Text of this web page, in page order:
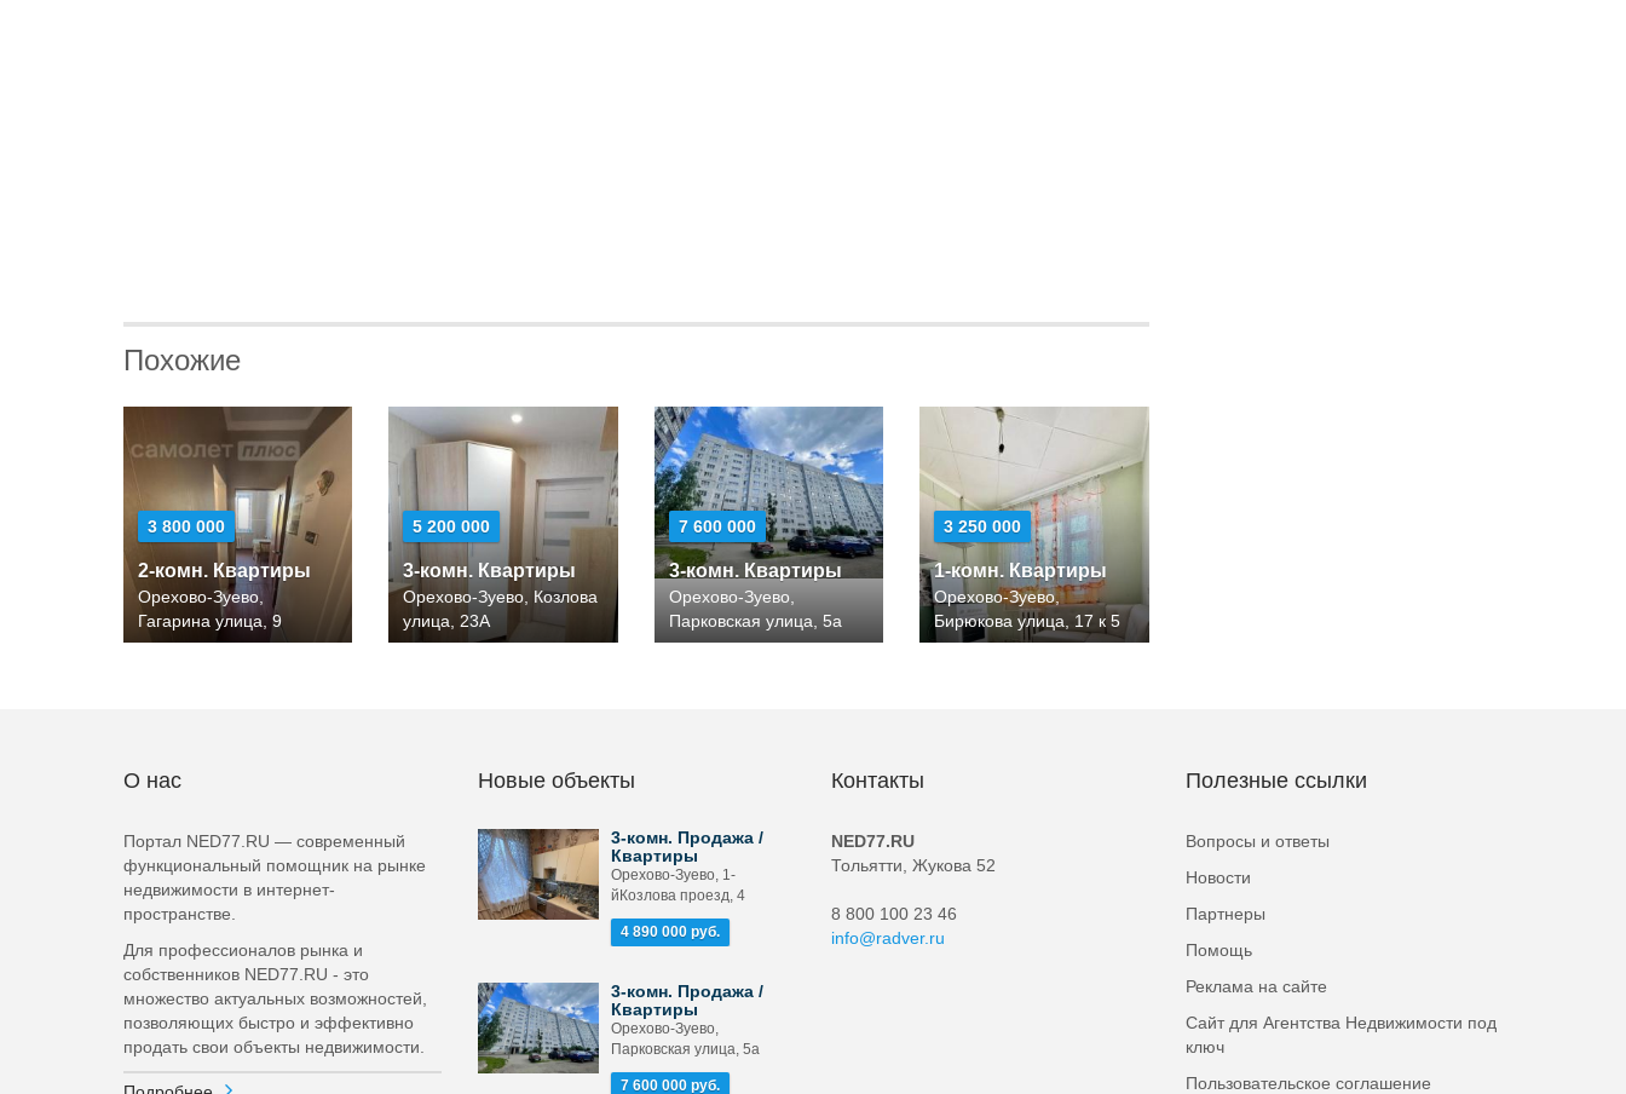
Похожие
3 800 000
2-комн. Квартиры
Орехово-Зуево,
Гагарина улица, 9
5 200 000
3-комн. Квартиры
Орехово-Зуево, Козлова
улица, 23А
7 600 000
3-комн. Квартиры
Орехово-Зуево,
Парковская улица, 5а
3 250 000
1-комн. Квартиры
Орехово-Зуево,
Бирюкова улица, 17 к 5
О нас
Портал NED77.RU — современный
функциональный помощник на рынке
недвижимости в интернет-
пространстве.
Для профессионалов рынка и
собственников NED77.RU - это
множество актуальных возможностей,
позволяющих быстро и эффективно
продать свои объекты недвижимости.
Новые объекты
3-комн. Продажа /
Квартиры
Орехово-Зуево, 1-
йКозлова проезд, 4
4 890 000 руб.
3-комн. Продажа /
Квартиры
Орехово-Зуево,
Парковская улица, 5а
7 600 000 руб.
Контакты
NED77.RU
Тольятти, Жукова 52
8 800 100 23 46
info@radver.ru
Полезные ссылки
Вопросы и ответы
Новости
Партнеры
Помощь
Реклама на сайте
Сайт для Агентства Недвижимости под
ключ
Пользовательское соглашение